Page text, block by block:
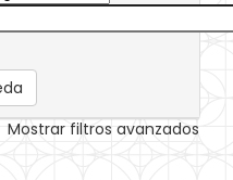
Mostrar filtros avanzados